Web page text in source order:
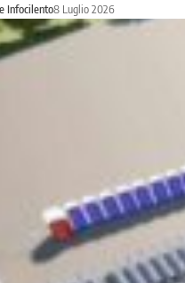
Infocilento8 Luglio 2026